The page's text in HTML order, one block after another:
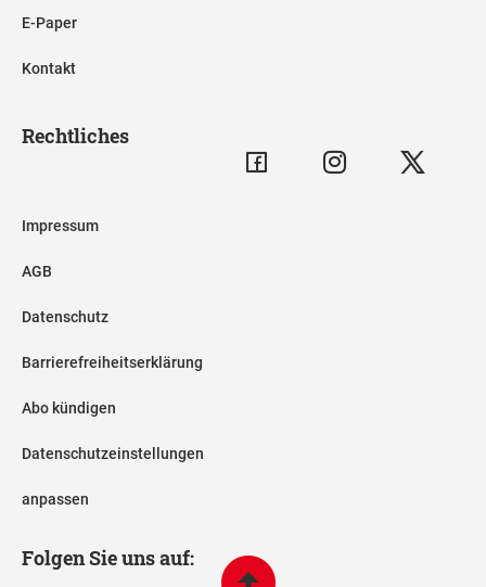
E-Paper
Kontakt
Rechtliches
Impressum
AGB
Datenschutz
Barrierefreiheitserklärung
Abo kündigen
Datenschutzeinstellungen
anpassen
Folgen Sie uns auf: